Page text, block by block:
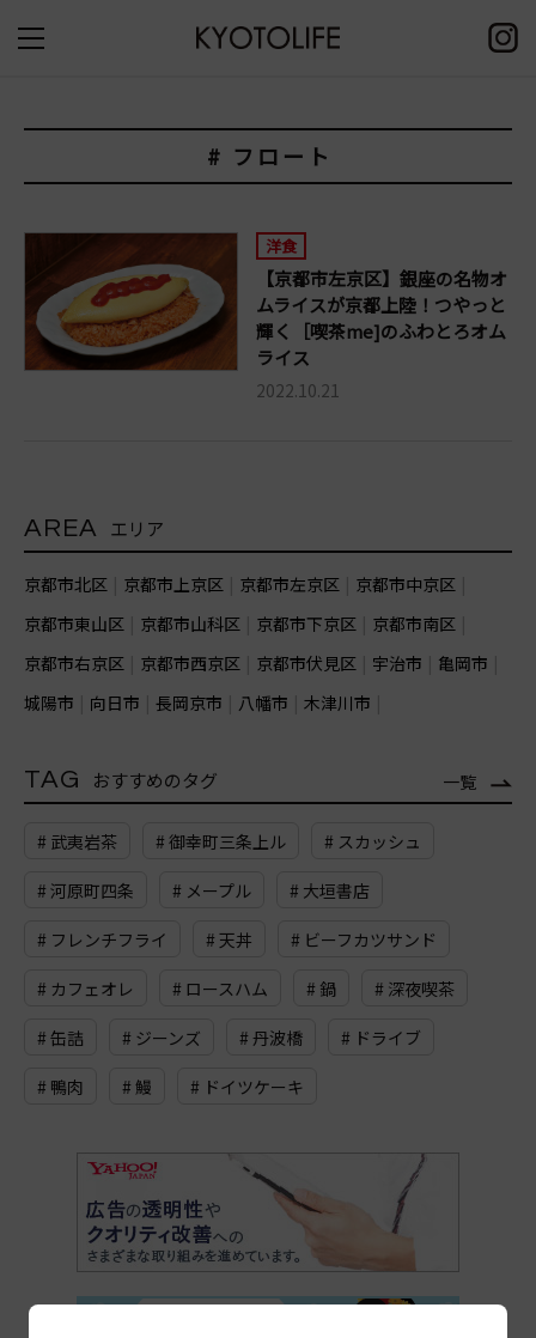
# フロート
洋食
【京都市左京区】銀座の名物オ
ムライスが京都上陸！つやっと
輝く［喫茶me]のふわとろオム
ライス
2022.10.21
AREA エリア
京都市北区 京都市上京区 京都市左京区
京都市中京区
京都市東山区
京都市山科区 京都市下京区
京都市南区
京都市右京区
京都市西京区 京都市伏見区 宇治市
亀岡市
城陽市
向日市 長岡京市 八幡市 木津川市
TAG おすすめのタグ 一覧
# 武夷岩茶 # 御幸町三条上ル # スカッシュ
# 河原町四条 # メープル # 大垣書店
# フレンチフライ # 天丼 # ビーフカツサンド
# カフェオレ # ロースハム # 鍋 # 深夜喫茶
# 缶詰 # ジーンズ # 丹波橋 # ドライブ
# 鴨肉 # 鰻 # ドイツケーキ